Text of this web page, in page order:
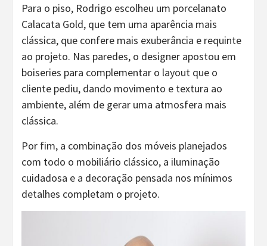
Para o piso, Rodrigo escolheu um porcelanato
Calacata Gold, que tem uma aparência mais
clássica, que confere mais exuberância e requinte
ao projeto. Nas paredes, o designer apostou em
boiseries para complementar o layout que o
cliente pediu, dando movimento e textura ao
ambiente, além de gerar uma atmosfera mais
clássica.
Por fim, a combinação dos móveis planejados
com todo o mobiliário clássico, a iluminação
cuidadosa e a decoração pensada nos mínimos
detalhes completam o projeto.